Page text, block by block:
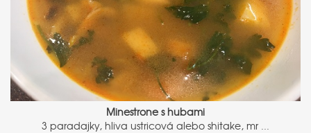
Minestrone s hubami
3 paradajky, hliva ustricová alebo shitake, mr ...